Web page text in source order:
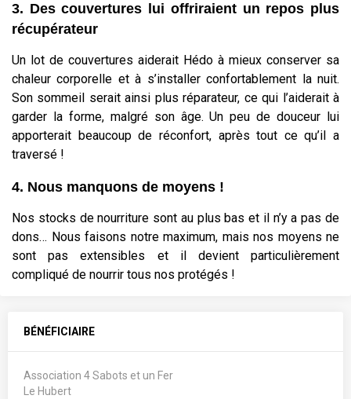
3. Des couvertures lui offriraient un repos plus
récupérateur
Un lot de couvertures aiderait Hédo à mieux conserver sa
chaleur corporelle et à s’installer confortablement la nuit.
Son sommeil serait ainsi plus réparateur, ce qui l’aiderait à
garder la forme, malgré son âge. Un peu de douceur lui
apporterait beaucoup de réconfort, après tout ce qu’il a
traversé !
4. Nous manquons de moyens !
Nos stocks de nourriture sont au plus bas et il n’y a pas de
dons… Nous faisons notre maximum, mais nos moyens ne
sont pas extensibles et il devient particulièrement
compliqué de nourrir tous nos protégés !
BÉNÉFICIAIRE
Association 4 Sabots et un Fer
Le Hubert